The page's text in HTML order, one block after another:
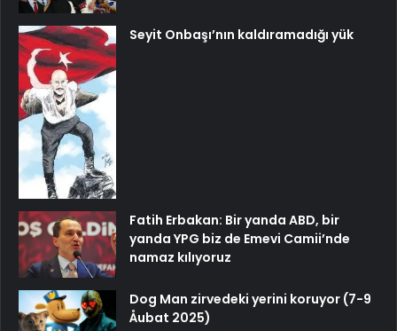
Seyit Onbaşı’nın kaldıramadığı yük
Fatih Erbakan: Bir yanda ABD, bir
yanda YPG biz de Emevi Camii’nde
namaz kılıyoruz
Dog Man zirvedeki yerini koruyor (7-9
Åubat 2025)